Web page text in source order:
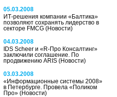
05.03.2008
ИТ-решения компании «Балтика»
позволяют сохранять лидерство в
секторе FMCG(Новости)
04.03.2008
IDS Scheer и «R-Про Консалтинг»
заключили соглашение. По
продвижению ARIS(Новости)
03.03.2008
«Информационные системы 2008»
в Петербурге. Провела «Поликом
Про»(Новости)